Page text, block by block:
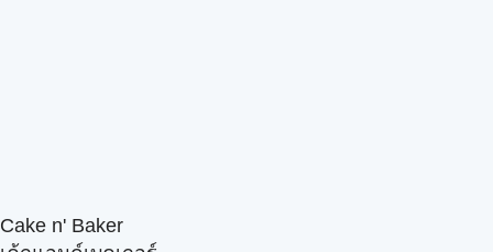
Cake n' Baker